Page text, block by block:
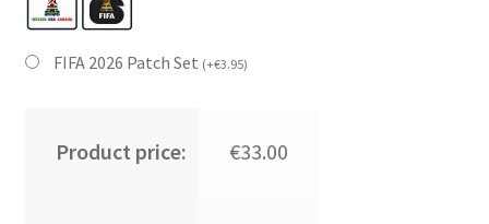
FIFA 2026 Patch Set (+€3.95)
Product price: €33.00